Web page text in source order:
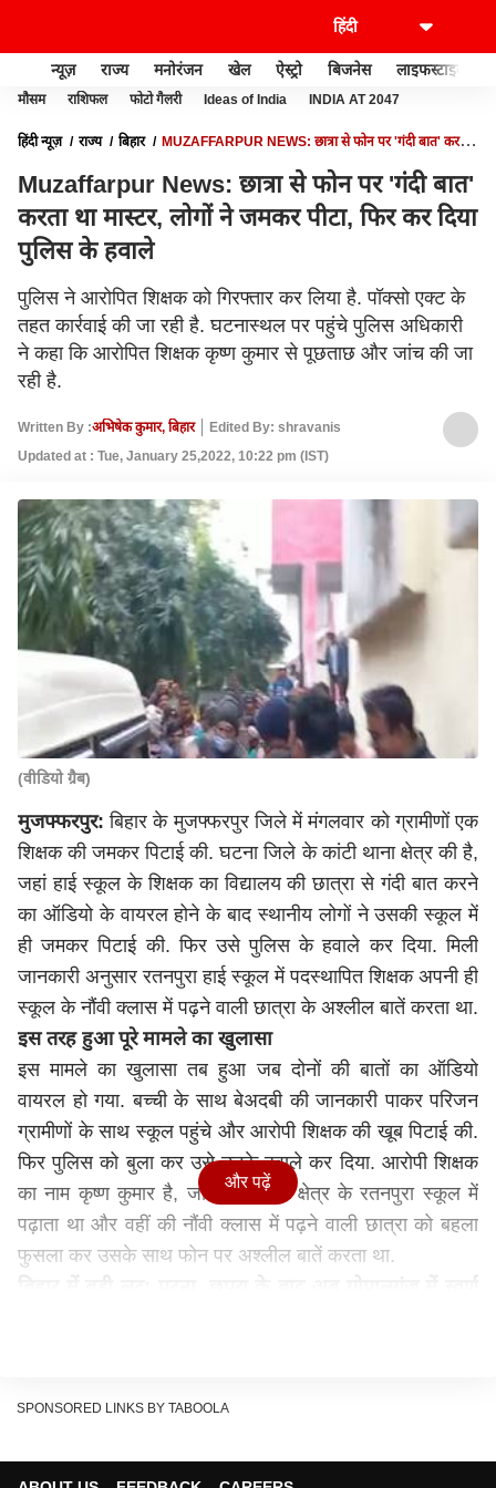
न्यूज़ राज्य मनोरंजन खेल ऐस्ट्रो बिजनेस लाइफस्टाइल
मौसम राशिफल फोटो गैलरी Ideas of India INDIA AT 2047
हिंदी न्यूज़ राज्य बिहार
MUZAFFARPUR NEWS: छात्रा से फोन पर 'गंदी बात' करता
Muzaffarpur News: छात्रा से फोन पर 'गंदी बात'
करता था मास्टर, लोगों ने जमकर पीटा, फिर कर दिया
पुलिस के हवाले
पुलिस ने आरोपित शिक्षक को गिरफ्तार कर लिया है. पॉक्सो एक्ट के
तहत कार्रवाई की जा रही है. घटनास्थल पर पहुंचे पुलिस अधिकारी
ने कहा कि आरोपित शिक्षक कृष्ण कुमार से पूछताछ और जांच की जा
रही है.
Written By :अभिषेक कुमार, बिहार
Edited By: shravanis
Updated at : Tue, January 25,2022, 10:22 pm (IST)
(वीडियो ग्रैब)
मुजफ्फरपुर: बिहार के मुजफ्फरपुर जिले में मंगलवार को ग्रामीणों एक
शिक्षक की जमकर पिटाई की. घटना जिले के कांटी थाना क्षेत्र की है,
जहां हाई स्कूल के शिक्षक का विद्यालय की छात्रा से गंदी बात करने
का ऑडियो के वायरल होने के बाद स्थानीय लोगों ने उसकी स्कूल में
ही जमकर पिटाई की. फिर उसे पुलिस के हवाले कर दिया. मिली
जानकारी अनुसार रतनपुरा हाई स्कूल में पदस्थापित शिक्षक अपनी ही
स्कूल के नौंवी क्लास में पढ़ने वाली छात्रा के अश्लील बातें करता था.
इस तरह हुआ पूरे मामले का खुलासा
इस मामले का खुलासा तब हुआ जब दोनों की बातों का ऑडियो
वायरल हो गया. बच्ची के साथ बेअदबी की जानकारी पाकर परिजन
ग्रामीणों के साथ स्कूल पहुंचे और आरोपी शिक्षक की खूब पिटाई की.
फिर पुलिस को बुला कर उसे उनके हवाले कर दिया. आरोपी शिक्षक
का नाम कृष्ण कुमार है, जो कांटी थाना क्षेत्र के रतनपुरा स्कूल में
पढ़ाता था और वहीं की नौंवी क्लास में पढ़ने वाली छात्रा को बहला
फुसला कर उसके साथ फोन पर अश्लील बातें करता था.
शिक्षक को गिरफ्तार कर लिया है. पॉक्सो एक्ट के तहत कार्रवाई की
और पढ़ें
SPONSORED LINKS BY TABOOLA